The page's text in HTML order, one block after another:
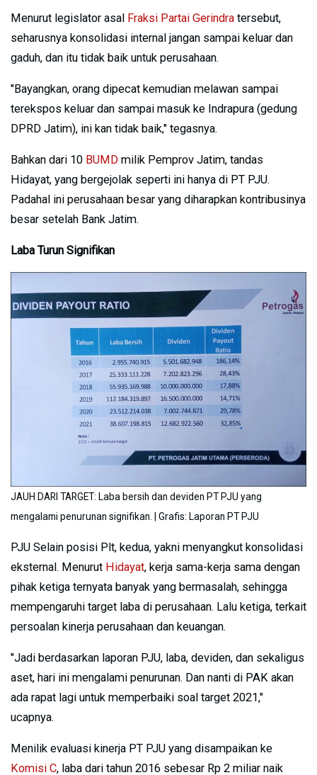
Menurut legislator asal Fraksi Partai Gerindra tersebut,
seharusnya konsolidasi internal jangan sampai keluar dan
gaduh, dan itu tidak baik untuk perusahaan.
"Bayangkan, orang dipecat kemudian melawan sampai
terekspos keluar dan sampai masuk ke Indrapura (gedung
DPRD Jatim), ini kan tidak baik," tegasnya.
Bahkan dari 10 BUMD milik Pemprov Jatim, tandas
Hidayat, yang bergejolak seperti ini hanya di PT PJU.
Padahal ini perusahaan besar yang diharapkan kontribusinya
besar setelah Bank Jatim.
Laba Turun Signifikan
JAUH DARI TARGET: Laba bersih dan deviden PT PJU yang
mengalami penurunan signifikan. | Grafis: Laporan PT PJU
PJU Selain posisi Plt, kedua, yakni menyangkut konsolidasi
eksternal. Menurut Hidayat, kerja sama-kerja sama dengan
pihak ketiga ternyata banyak yang bermasalah, sehingga
mempengaruhi target laba di perusahaan. Lalu ketiga, terkait
persoalan kinerja perusahaan dan keuangan.
"Jadi berdasarkan laporan PJU, laba, deviden, dan sekaligus
aset, hari ini mengalami penurunan. Dan nanti di PAK akan
ada rapat lagi untuk memperbaiki soal target 2021,"
ucapnya.
Menilik evaluasi kinerja PT PJU yang disampaikan ke
Komisi C, laba dari tahun 2016 sebesar Rp 2 miliar naik